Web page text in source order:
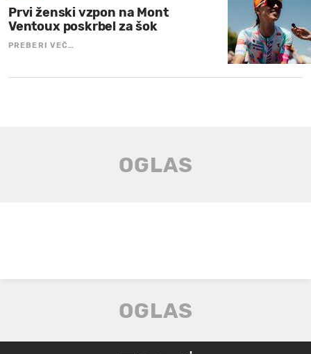
Prvi ženski vzpon na Mont
Ventoux poskrbel za šok
PREBERI VEČ…